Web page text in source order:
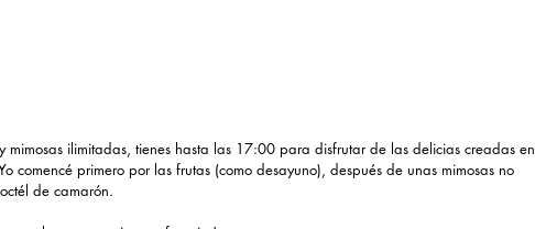
mimosas ilimitadas, tienes hasta las 17:00 para disfrutar de las delicias creadas en
comencé primero por las frutas (como desayuno), después de unas mimosas no
de camarón.